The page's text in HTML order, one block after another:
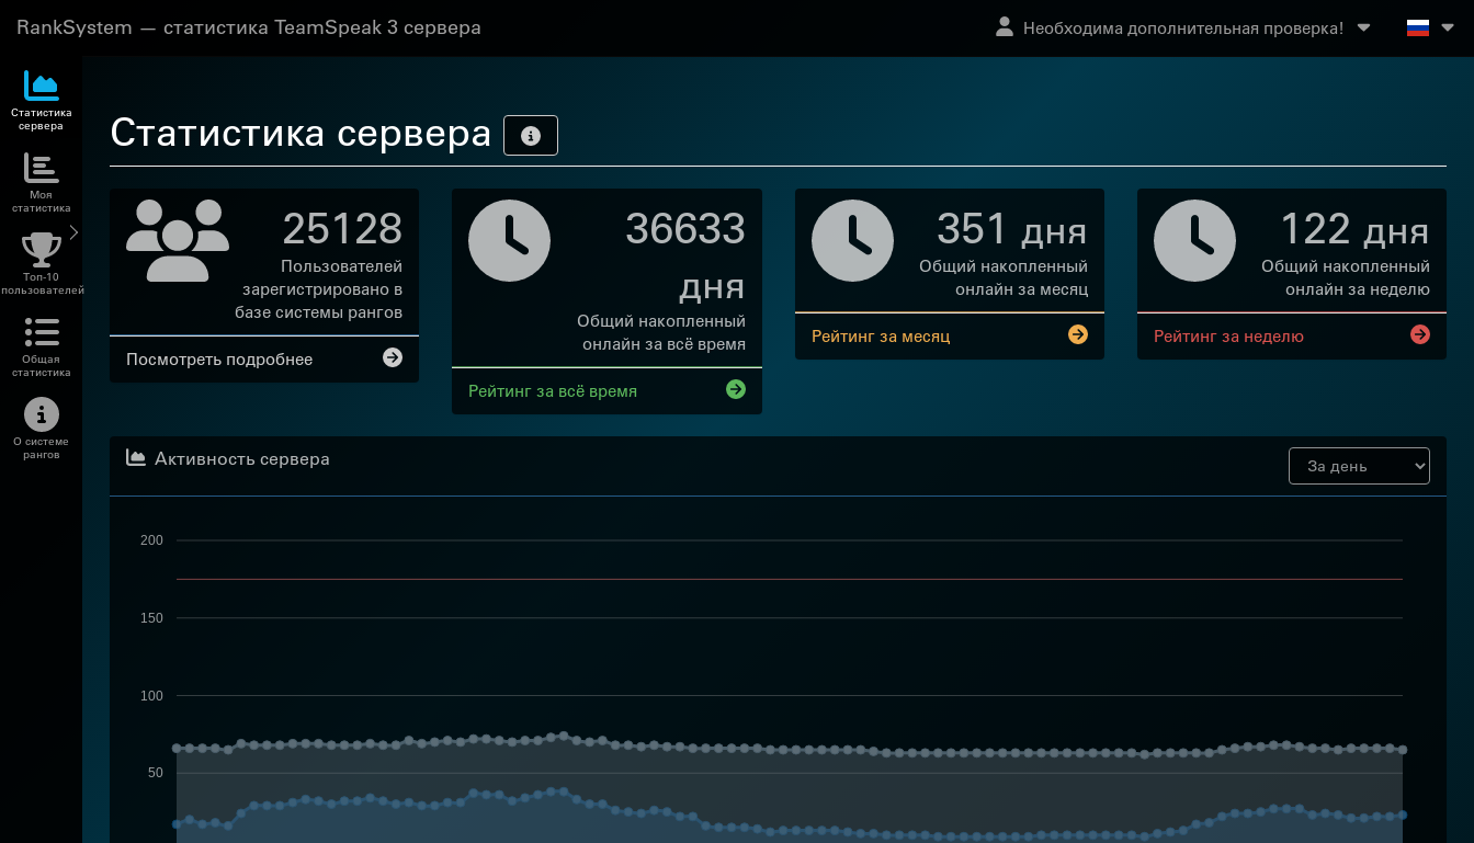
RankSystem — статистика TeamSpeak 3 сервера Необходима дополнительная проверка!
Статистика
сервера
Моя
статистика
Топ-10
пользователей
Общая
статистика
О системе
рангов
Статистика сервера
25128
Пользователей
зарегистрировано в
базе системы рангов
Посмотреть подробнее
36633
дня
Общий накопленный
онлайн за всё время
Рейтинг за всё время
351 дня
Общий накопленный
онлайн за месяц
Рейтинг за месяц
122 дня
Общий накопленный
онлайн за неделю
Рейтинг за неделю
Активность сервера
50
100
150
200